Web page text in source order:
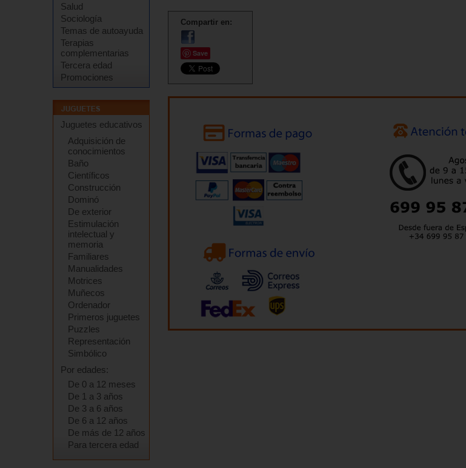
Salud
Sociología
Temas de autoayuda
Terapias
complementarias
Tercera edad
Promociones
Juguetes educativos
Adquisición de
conocimientos
Baño
Científicos
Construcción
Dominó
De exterior
Estimulación
intelectual y
memoria
Familiares
Manualidades
Motrices
Muñecos
Ordenador
Primeros juguetes
Puzzles
Representación
Simbólico
Por edades:
De 0 a 12 meses
De 1 a 3 años
De 3 a 6 años
De 6 a 12 años
De más de 12 años
Para tercera edad
Compartir en:
Save